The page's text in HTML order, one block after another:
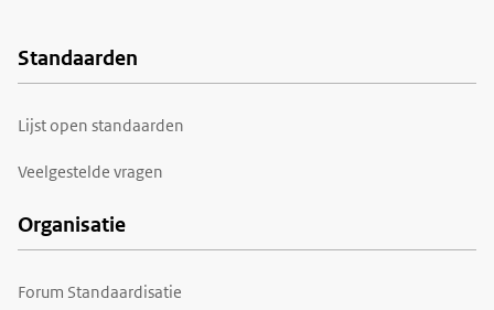
Voet
Standaarden
Lijst open standaarden
Veelgestelde vragen
Organisatie
Forum Standaardisatie